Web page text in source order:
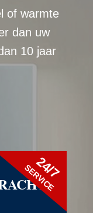
of warmte
dan uw
10 jaar
24/7
SERVICE